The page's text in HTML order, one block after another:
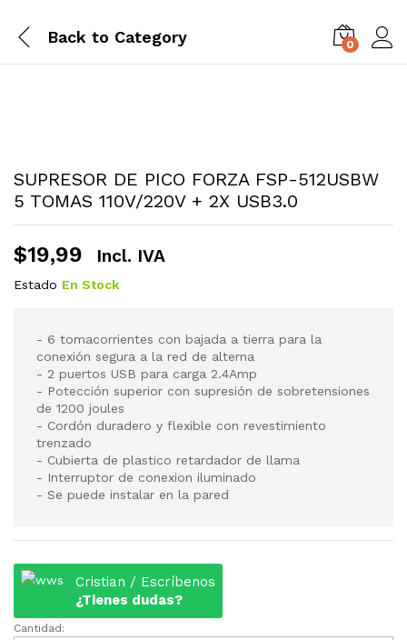
Back to Category 0
SUPRESOR DE PICO FORZA FSP-512USBW
5 TOMAS 110V/220V + 2X USB3.0
$19,99 Incl. IVA
Estado En Stock
- 6 tomacorrientes con bajada a tierra para la
conexión segura a la red de alterna
- 2 puertos USB para carga 2.4Amp
- Potección superior con supresión de sobretensiones
de 1200 joules
- Cordón duradero y flexible con revestimiento
trenzado
- Cubierta de plastico retardador de llama
- Interruptor de conexion iluminado
- Se puede instalar en la pared
Cristian / Escríbenos
¿Tienes dudas?
SUPRESOR
Cantidad: